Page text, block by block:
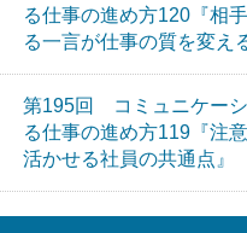
る仕事の進め方120『相
る一言が仕事の質を変え
第195回 コミュニケー
る仕事の進め方119『注
活かせる社員の共通点』